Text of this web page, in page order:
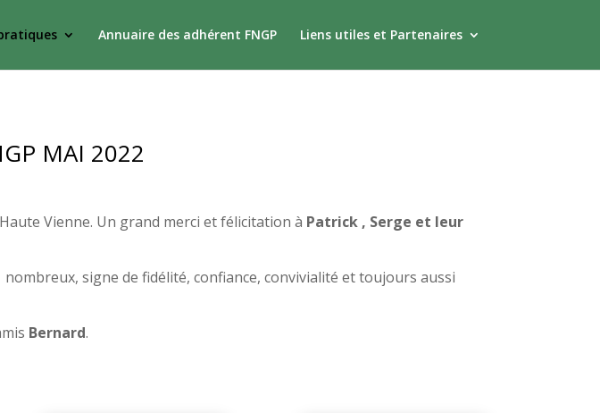
Annuaire des adhérent FNGP Liens utiles et Partenaires
MAI 2022
Vienne. Un grand merci et félicitation à Patrick , Serge et leur
signe de fidélité, confiance, convivialité et toujours aussi
Bernard.